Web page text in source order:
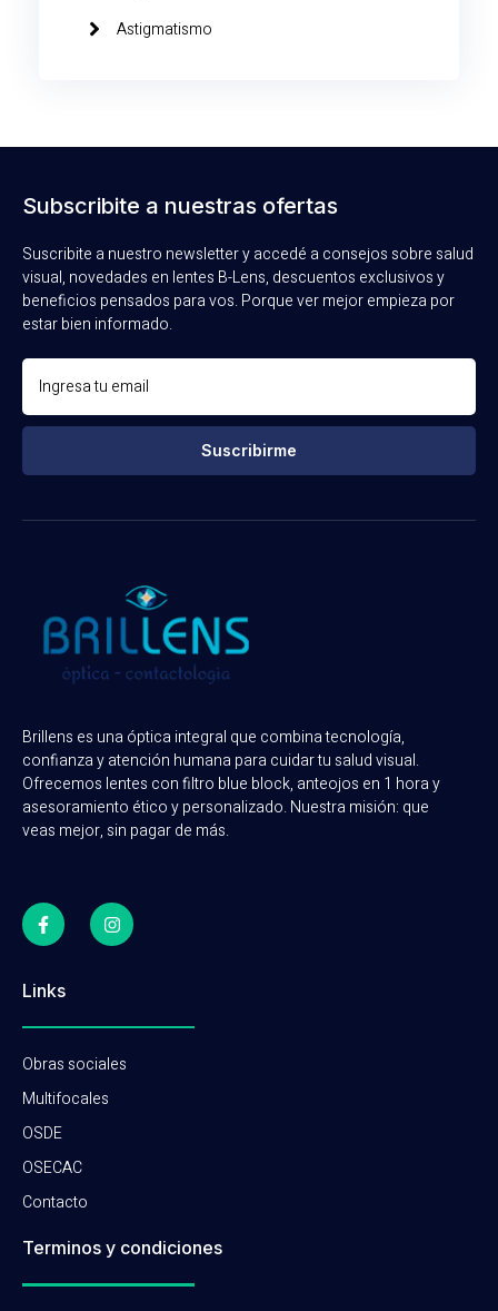
Astigmatismo
Subscribite a nuestras ofertas
Suscribite a nuestro newsletter y accedé a consejos sobre salud
visual, novedades en lentes B-Lens, descuentos exclusivos y
beneficios pensados para vos. Porque ver mejor empieza por
estar bien informado.
Suscribirme
Brillens es una óptica integral que combina tecnología,
confianza y atención humana para cuidar tu salud visual.
Ofrecemos lentes con filtro blue block, anteojos en 1 hora y
asesoramiento ético y personalizado. Nuestra misión: que
veas mejor, sin pagar de más.
Links
Obras sociales
Multifocales
OSDE
OSECAC
Contacto
Terminos y condiciones